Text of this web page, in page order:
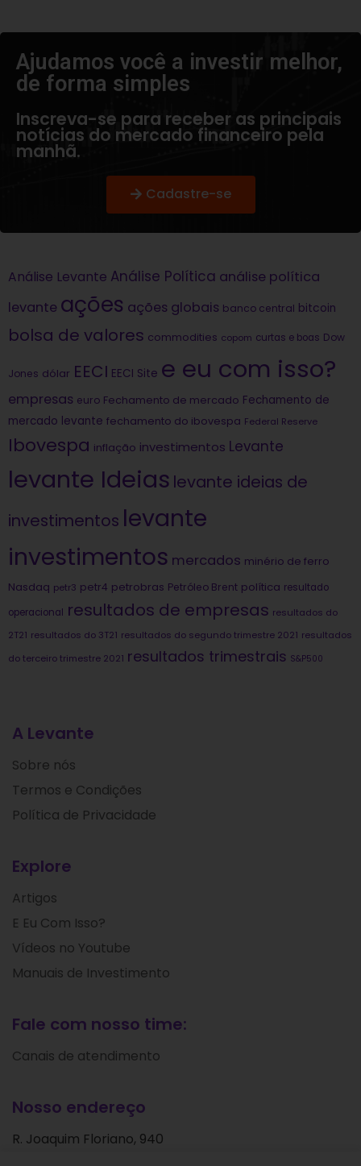
Ajudamos você a investir melhor,
de forma simples​
Inscreva-se para receber as principais
notícias do mercado financeiro pela
manhã.
Cadastre-se
Análise Levante Análise Política análise política
levante ações ações globais banco central bitcoin
bolsa de valores commodities copom curtas e boas Dow
Jones dólar EECI EECI Site e eu com isso?
empresas euro Fechamento de mercado Fechamento de
mercado levante fechamento do ibovespa Federal Reserve
Ibovespa inflação investimentos Levante
levante Ideias levante ideias de
investimentos levante
investimentos mercados minério de ferro
Nasdaq petr3 petr4 petrobras Petróleo Brent política resultado
operacional resultados de empresas resultados do
2T21 resultados do 3T21 resultados do segundo trimestre 2021 resultados
do terceiro trimestre 2021 resultados trimestrais S&P500
A Levante
Sobre nós
Termos e Condições
Política de Privacidade
Explore
Artigos
E Eu Com Isso?
Vídeos no Youtube
Manuais de Investimento
Fale com nosso time:
Canais de atendimento
Nosso endereço
R. Joaquim Floriano, 940